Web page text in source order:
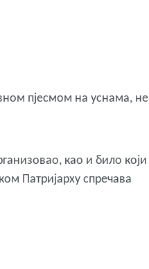
пјесмом на уснама, не
као и било који
Патријарху спречава